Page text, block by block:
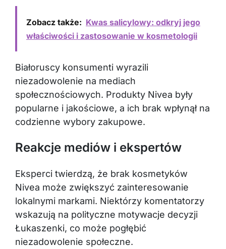
Zobacz także: Kwas salicylowy: odkryj jego
właściwości i zastosowanie w kosmetologii
Białoruscy konsumenti wyrazili
niezadowolenie na mediach
społecznościowych. Produkty Nivea były
popularne i jakościowe, a ich brak wpłynął na
codzienne wybory zakupowe.
Reakcje mediów i ekspertów
Eksperci twierdzą, że brak kosmetyków
Nivea może zwiększyć zainteresowanie
lokalnymi markami. Niektórzy komentatorzy
wskazują na polityczne motywacje decyzji
Łukaszenki, co może pogłębić
niezadowolenie społeczne.